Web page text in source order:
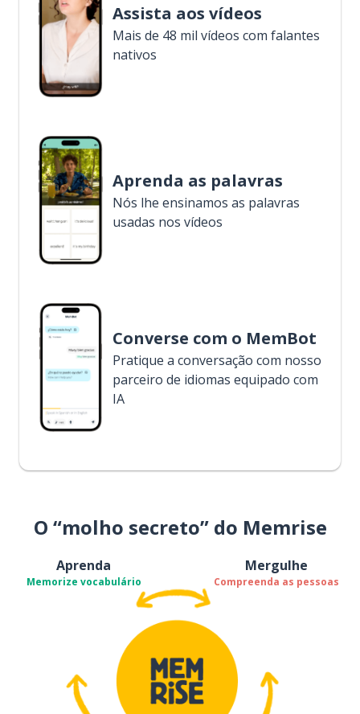
Assista aos vídeos
Mais de 48 mil vídeos com falantes
nativos
Aprenda as palavras
Nós lhe ensinamos as palavras
usadas nos vídeos
Converse com o MemBot
Pratique a conversação com nosso
parceiro de idiomas equipado com
IA
O “molho secreto” do Memrise
Aprenda
Memorize vocabulário
Mergulhe
Compreenda as pessoas